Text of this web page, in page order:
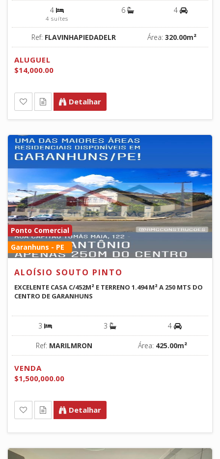
4
4 suítes
6 4
Ref: FLAVINHAPIEDADELR Área: 320.00m²
ALUGUEL
$14,000.00
Detalhar
Ponto Comercial
Garanhuns - PE
ALOÍSIO SOUTO PINTO
EXCELENTE CASA C/452M² E TERRENO 1.494 M² A 250 MTS DO
CENTRO DE GARANHUNS
3 3 4
Ref: MARILMRON Área: 425.00m²
VENDA
$1,500,000.00
Detalhar